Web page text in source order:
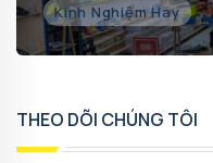
Kinh Nghiệm Hay
THEO DÕI CHÚNG TÔI